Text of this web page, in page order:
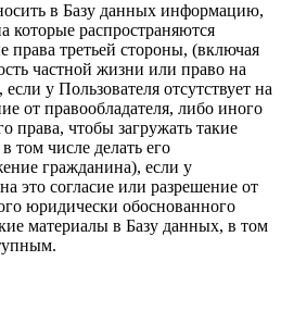
в Базу данных информацию,
распространяются
права третьей стороны, (включая
частной жизни или право на
у Пользователя отсутствует на
от правообладателя, либо иного
права, чтобы загружать такие
том числе делать его
гражданина), если у
это согласие или разрешение от
юридически обоснованного
материалы в Базу данных, в том